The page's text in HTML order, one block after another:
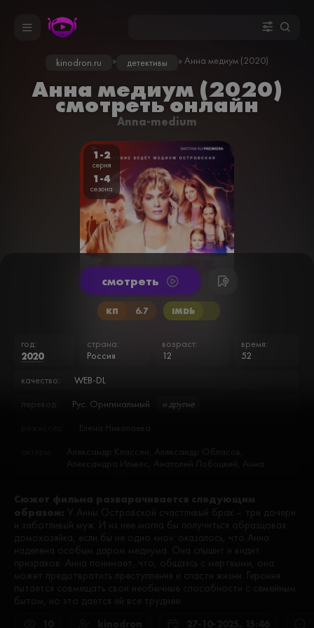
kinodron.ru » детективы » Анна медиум (2020)
Анна медиум (2020)
смотреть онлайн
Anna-medium
Сюжет фильма разварачивается следующим
образом: У Анны Островской счастливый брак – три дочери
и заботливый муж. И из нее могла бы получиться образцовая
домохозяйка, если бы не одно «но»: оказалось, что Анна
наделена особым даром медиума. Она слышит и видит
призраков. Анна понимает, что, общаясь с мертвыми, она
может предотвратить преступления и спасти жизни. Героиня
пытается совмещать свои необычные способности с семейным
бытом, но это дается ей все труднее…
1-2
серия
1-4
сезона
cмотреть
КП 6.7 IMDb
год:
2020
страна:
Россия
возраст:
12
время:
52
качество: WEB-DL
Елена Николаева
перевод: Рус. Оригинальный и другие
Александр Классен, Александр Обласов,
Александра Ильвес, Анатолий Лобоцкий, Анна
Бондарь, Денис Портнов, Дмитрий Гульнев, Дмитрий
Поднозов, Евгения Симонова, Екатерина Королёва,
Елена Великанова, Елена Калабина, Елизавета
Бугулова, Иван Забашта, Иван Рудаков, Игорь
Лепихин, Константин Захаров, Константин Фисенко,
Ксения Плюснина, Лев Летов, Людмила Григораш,
Максим Белбородов, Максим Дрозд, Мария
Порошина, Матвей Полевой, Наталья Иохвидова,
Наталья Суркова, Наталья Ткаченко, Николай Куглянт,
Николай Сердцев, Павел Дружинин, Павел Трубинер,